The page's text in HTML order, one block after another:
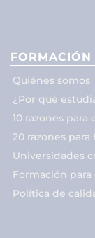
Quiénes somos
¿Por qué
10 razones para
20 razones
Universidades
Formación para
Política de